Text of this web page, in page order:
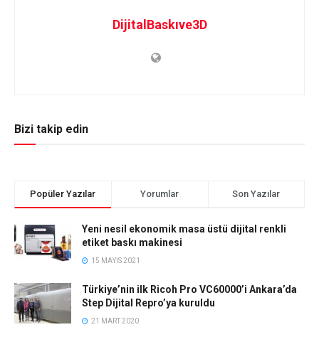
DijitalBaskıve3D
Bizi takip edin
Popüler Yazılar Yorumlar Son Yazılar
Yeni nesil ekonomik masa üstü dijital renkli
etiket baskı makinesi
15 MAYIS 2021
Türkiye’nin ilk Ricoh Pro VC60000’i Ankara’da
Step Dijital Repro’ya kuruldu
21 MART 2020